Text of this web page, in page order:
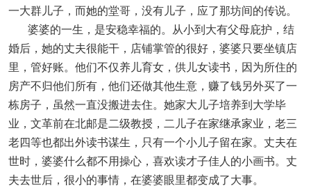
一大群儿子，而她的堂哥，没有儿子，应了那坊间的传说。
婆婆的一生，是安稳幸福的。从小到大有父母庇护，结
婚后，她的丈夫很能干，店铺掌管的很好，婆婆只要坐镇店
里，管好账。他们不仅养儿育女，供儿女读书，因为所住的
房产不归他们所有，他们还做其他生意，赚了钱另外买了一
栋房子，虽然一直没搬进去住。她家大儿子培养到大学毕
业，文革前在北邮是二级教授，二儿子在家继承家业，老三
老四等也都出外读书谋生，只有一个小儿子留在家。丈夫在
世时，婆婆什么都不用操心，喜欢读才子佳人的小画书。丈
夫去世后，很小的事情，在婆婆眼里都变成了大事。